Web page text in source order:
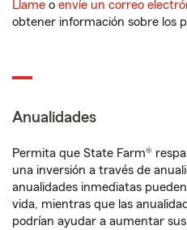
Llame o envíe un correo
obtener información sobre los
Anualidades
Permita que State Farm®
una inversión a través de
anualidades inmediatas
vida, mientras que las
podrían ayudar a aumentar